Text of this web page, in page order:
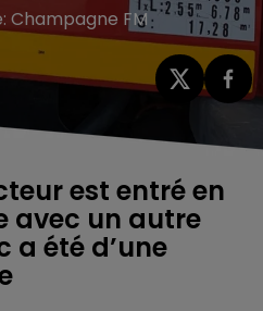
Champagne FM
est entré en
avec un autre
a été d’une